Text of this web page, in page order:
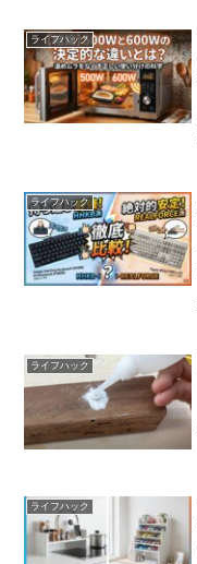
ライフハック
ライフハック
ライフハック
ライフハック